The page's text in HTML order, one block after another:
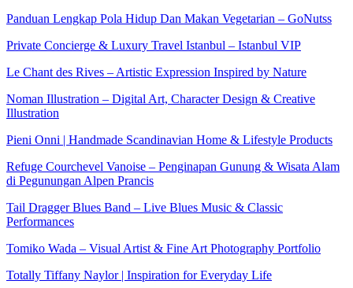
Panduan Lengkap Pola Hidup Dan Makan Vegetarian – GoNutss
Private Concierge & Luxury Travel Istanbul – Istanbul VIP
Le Chant des Rives – Artistic Expression Inspired by Nature
Noman Illustration – Digital Art, Character Design & Creative
Illustration
Pieni Onni | Handmade Scandinavian Home & Lifestyle Products
Refuge Courchevel Vanoise – Penginapan Gunung & Wisata Alam
di Pegunungan Alpen Prancis
Tail Dragger Blues Band – Live Blues Music & Classic
Performances
Tomiko Wada – Visual Artist & Fine Art Photography Portfolio
Totally Tiffany Naylor | Inspiration for Everyday Life